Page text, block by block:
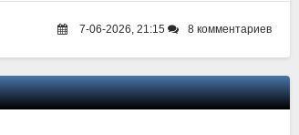
7-06-2026, 21:15 8 комментариев